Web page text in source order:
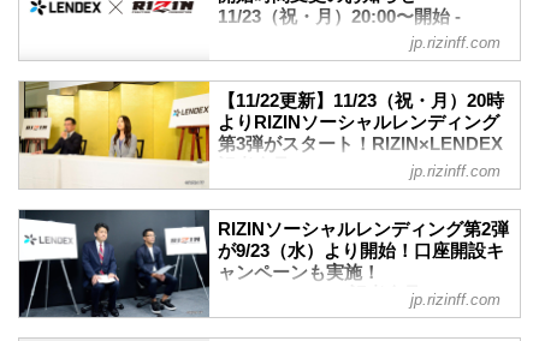
これまでに第4弾まで行われ、いずれも募
集開始後すぐに満額に達成している。
第5弾となる今回は、本日4月19日（月）
20時より募集がスタート！応募には、事
前にLENDEXでの口座開設が...
が決定した！
ソーシャルレンディングとは、昨今注目
を集める「資金を必要とする事業者とお
金を運用したい投資家とをマッチングす
るサービス」のこと。2019年に行われた
RIZINファンド第1弾、2020年に行われた
第2弾と第3弾も、募集開始後すぐに満額
第4弾の募集開始は2月22日（月）19時か
らの予定だ！応募には、事前にLENDEX
での口座開設が必要となって...
11/23（祝・月）20:00〜開始 -
RIZIN FIGHTING FEDERATION オ
フィシャルサイト
本日開始予定のRIZINソーシャルレンディ
ング第3弾は、明日11月23日（祝・月）
20:00からの開始となります。
何卒よろしくお願いいたします。
ファンド概要
RIZIN.26開催に向けてのファン参加型フ
ァンド
5,000万円
jp.rizinff.com
【11/22更新】11/23（祝・月）20時
よりRIZINソーシャルレンディング
第3弾がスタート！RIZIN×LENDEX
記者会見 - RIZIN FIGHTING
FEDERATION オフィシャルサイト
第3弾ファンド 開始時間変更のお知らせ
RIZINソーシャルレンディング第3弾の開
始日時は、11月23日（祝・月）20:00へ変
かけしますが、何卒よろしくお願いいた
jp.rizinff.com
RIZINソーシャルレンディング第2弾
が9/23（水）より開始！口座開設キ
ャンペーンも実施！
RIZIN×LENDEX記者会見 - RIZIN
FIGHTING FEDERATION オフィシ
jp.rizinff.com